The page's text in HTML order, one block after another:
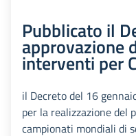
Pubblicato il
approvazione
interventi per
il Decreto del 16
per la realizzazione del
campionati mondiali di